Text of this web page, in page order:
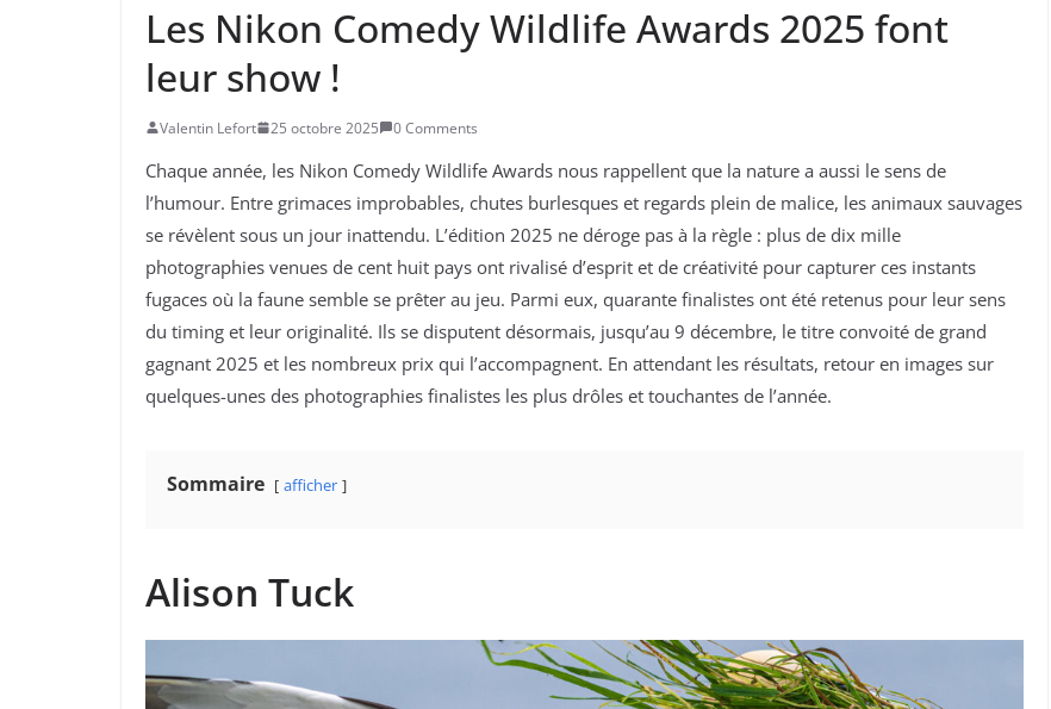
​​Les Nikon Comedy Wildlife Awards 2025 font
leur show !
Valentin Lefort 25 octobre 2025 0 Comments
Chaque année, les Nikon Comedy Wildlife Awards nous rappellent que la nature a aussi le sens de
l’humour. Entre grimaces improbables, chutes burlesques et regards plein de malice, les animaux sauvages
se révèlent sous un jour inattendu. L’édition 2025 ne déroge pas à la règle : plus de dix mille
photographies venues de cent huit pays ont rivalisé d’esprit et de créativité pour capturer ces instants
fugaces où la faune semble se prêter au jeu. Parmi eux, quarante finalistes ont été retenus pour leur sens
du timing et leur originalité. Ils se disputent désormais, jusqu’au 9 décembre, le titre convoité de grand
gagnant 2025 et les nombreux prix qui l’accompagnent. En attendant les résultats, retour en images sur
quelques-unes des photographies finalistes les plus drôles et touchantes de l’année.
Sommaire afficher
Alison Tuck